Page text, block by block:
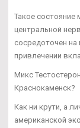
Такое состояние
центральной
сосредоточен на
привлечении
Микс
Краснокаменск?
Как ни крути, а
американской